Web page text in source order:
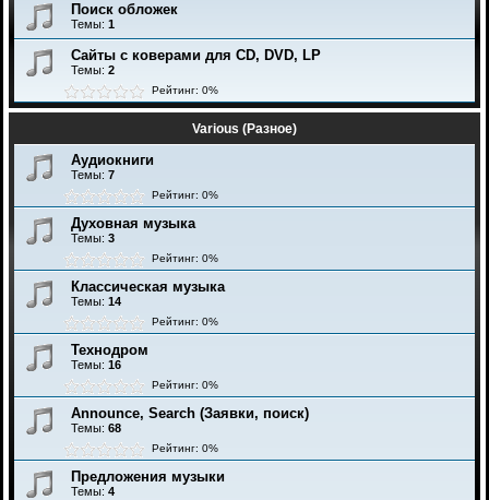
Поиск обложек
Темы: 1
Сайты с коверами для CD, DVD, LP
Темы: 2
Рейтинг: 0%
Various (Разное)
Аудиокниги
Темы: 7
Рейтинг: 0%
Духовная музыка
Темы: 3
Рейтинг: 0%
Классическая музыка
Темы: 14
Рейтинг: 0%
Технодром
Темы: 16
Рейтинг: 0%
Announce, Search (Заявки, поиск)
Темы: 68
Рейтинг: 0%
Предложения музыки
Темы: 4